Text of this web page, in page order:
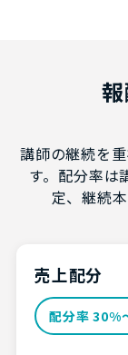
講師の継続を
す。配分率は
定、継続
売上配分
配分率 30%